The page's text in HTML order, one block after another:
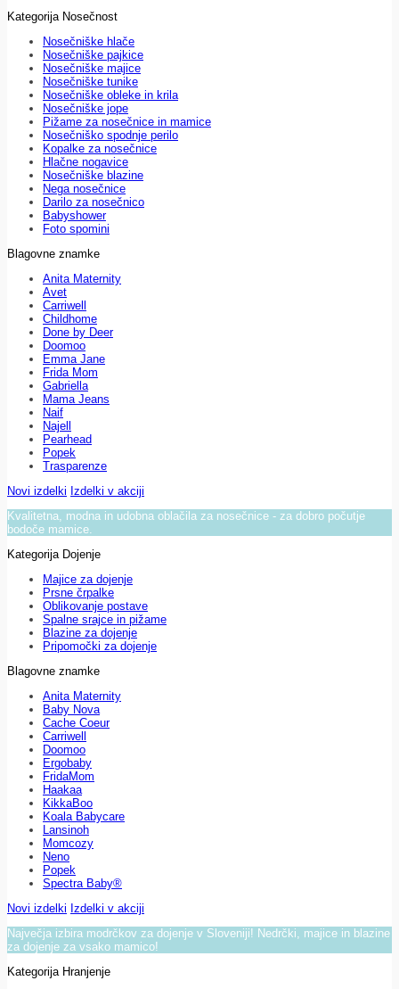
Kategorija Nosečnost
Nosečniške hlače
Nosečniške pajkice
Nosečniške majice
Nosečniške tunike
Nosečniške obleke in krila
Nosečniške jope
Pižame za nosečnice in mamice
Nosečniško spodnje perilo
Kopalke za nosečnice
Hlačne nogavice
Nosečniške blazine
Nega nosečnice
Darilo za nosečnico
Babyshower
Foto spomini
Blagovne znamke
Anita Maternity
Avet
Carriwell
Childhome
Done by Deer
Doomoo
Emma Jane
Frida Mom
Gabriella
Mama Jeans
Naif
Najell
Pearhead
Popek
Trasparenze
Novi izdelki Izdelki v akciji
Kvalitetna, modna in udobna oblačila za nosečnice - za dobro počutje
bodoče mamice.
Kategorija Dojenje
Majice za dojenje
Prsne črpalke
Oblikovanje postave
Spalne srajce in pižame
Blazine za dojenje
Pripomočki za dojenje
Blagovne znamke
Anita Maternity
Baby Nova
Cache Coeur
Carriwell
Doomoo
Ergobaby
FridaMom
Haakaa
KikkaBoo
Koala Babycare
Lansinoh
Momcozy
Neno
Popek
Spectra Baby®
Novi izdelki Izdelki v akciji
Največja izbira modrčkov za dojenje v Sloveniji! Nedrčki, majice in blazine
za dojenje za vsako mamico!
Kategorija Hranjenje